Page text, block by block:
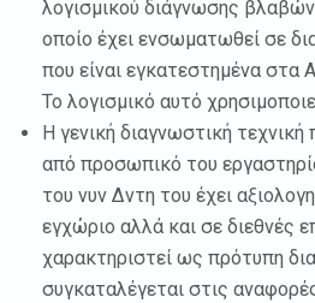
λογισμικού διάγνωσης
οποίο έχει ενσωματωθεί σε
που είναι εγκατεστημένα
Το λογισμικό αυτό
Η γενική διαγνωστική τεχνική
από προσωπικό του
του νυν Δντη του έχει
εγχώριο αλλά και σε διεθνές
χαρακτηριστεί ως πρότυπη
συγκαταλέγεται στις